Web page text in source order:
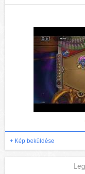
+ Kép beküldése